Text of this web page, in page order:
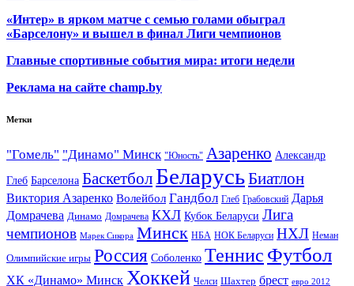
«Интер» в ярком матче с семью голами обыграл
«Барселону» и вышел в финал Лиги чемпионов
Главные спортивные события мира: итоги недели
Реклама на сайте champ.by
Метки
"Гомель" "Динамо" Минск "Юность" Азаренко Александр
Глеб Барселона Баскетбол БеларусьБиатлон
Виктория Азаренко Волейбол Гандбол Глеб Грабовский Дарья
Домрачева Динамо Домрачева КХЛ Кубок Беларуси Лига
чемпионов Марек Сикора Минск НБА НОК Беларуси НХЛ Неман
Олимпийские игры Россия Соболенко Теннис Футбол
ХК «Динамо» Минск Хоккей Челси Шахтер брест евро 2012